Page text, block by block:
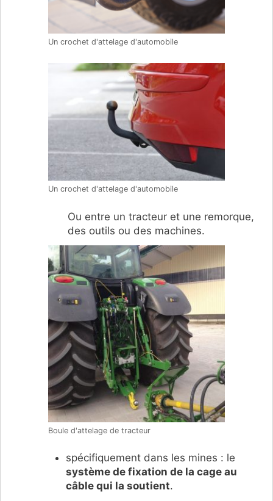
Un crochet d'attelage d'automobile
Un crochet d'attelage d'automobile
Ou entre un tracteur et une remorque,
des outils ou des machines.
Boule d'attelage de tracteur
spécifiquement dans les mines : le
système de fixation de la cage au
câble qui la soutient.